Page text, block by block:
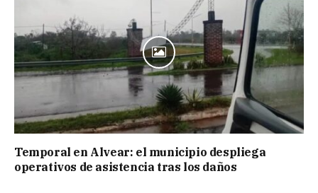
Temporal en Alvear: el municipio despliega
operativos de asistencia tras los daños